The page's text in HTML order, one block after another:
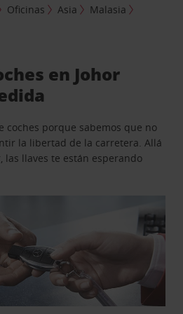
Oficinas Asia
Malasia
en Johor
coches porque sabemos que no
la libertad de la carretera. Allá
las llaves te están esperando